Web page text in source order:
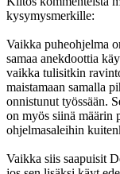
kysymysmerkille:
Vaikka puheohjelma
samaa anekdoottia
vaikka tulisitkin
maistamaan samalla
onnistunut työssään.
on myös siinä määrin
ohjelmasaleihin
Vaikka siis saapuisit